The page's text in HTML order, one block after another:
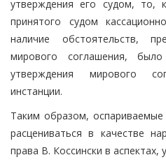
утверждения его судом, то,
принятого судом
наличие обстоятельств,
мирового соглашения,
утверждения мирового
инстанции.
Таким образом,
расцениваться в качестве
права В. Коссински в аспектах,